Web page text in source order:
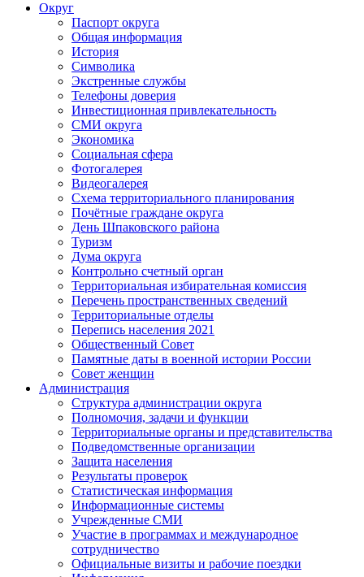
Округ
Паспорт округа
Общая информация
История
Символика
Экстренные службы
Телефоны доверия
Инвестиционная привлекательность
СМИ округа
Экономика
Социальная сфера
Фотогалерея
Видеогалерея
Схема территориального планирования
Почётные граждане округа
День Шпаковского района
Туризм
Дума округа
Контрольно счетный орган
Территориальная избирательная комиссия
Перечень пространственных сведений
Территориальные отделы
Перепись населения 2021
Общественный Совет
Памятные даты в военной истории России
Совет женщин
Администрация
Структура администрации округа
Полномочия, задачи и функции
Территориальные органы и представительства
Подведомственные организации
Защита населения
Результаты проверок
Статистическая информация
Информационные системы
Учрежденные СМИ
Участие в программах и международное
сотрудничество
Официальные визиты и рабочие поездки